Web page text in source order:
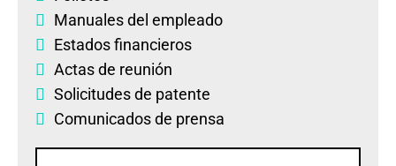
Manuales del empleado
Estados financieros
Actas de reunión
Solicitudes de patente
Comunicados de prensa